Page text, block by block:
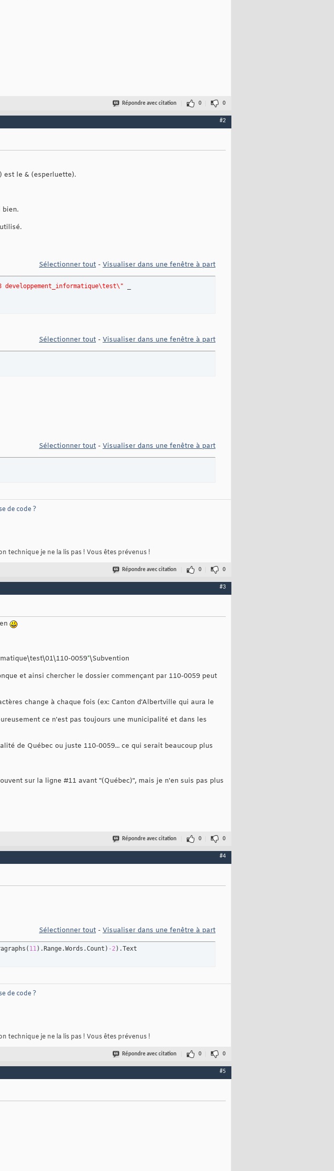
Répondre avec citation 0 0
#2
est le & (esperluette).
bien.
Sélectionner tout - Visualiser dans une fenêtre à part
developpement_informatique\test\"
Sélectionner tout - Visualiser dans une fenêtre à part
Sélectionner tout - Visualiser dans une fenêtre à part
de code ?
technique je ne la lis pas ! Vous êtes prévenus !
Répondre avec citation 0 0
#3
0059*\Subvention
et ainsi chercher le dossier commençant par 110-0059 peut
change à chaque fois (ex: Canton d'Albertville qui aura le
ce n'est pas toujours une municipalité et dans les
de Québec ou juste 110-0059... ce qui serait beaucoup plus
sur la ligne #11 avant "(Québec)", mais je n'en suis pas plus
Répondre avec citation 0 0
#4
Sélectionner tout - Visualiser dans une fenêtre à part
( 11) .Range.Words.Count ) -2) .Text
de code ?
technique je ne la lis pas ! Vous êtes prévenus !
Répondre avec citation 0 0
#5